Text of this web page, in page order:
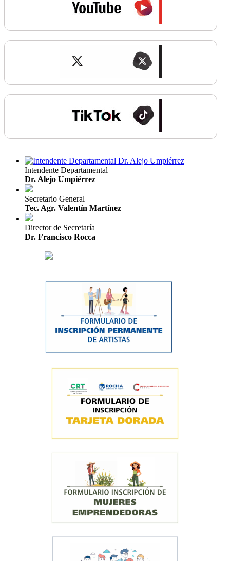
Intendente Departamental
Dr. Alejo Umpiérrez
Secretario General
Tec. Agr. Valentín Martínez
Director de Secretaría
Dr. Francisco Rocca